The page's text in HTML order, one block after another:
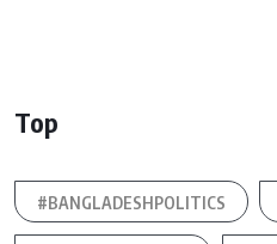
Top
#BANGLADESHPOLITICS